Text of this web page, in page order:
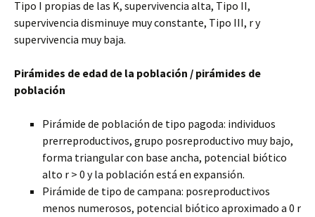
Tipo I propias de las K, supervivencia alta, Tipo II,
supervivencia disminuye muy constante, Tipo III, r y
supervivencia muy baja.
Pirámides de edad de la población / pirámides de
población
Pirámide de población de tipo pagoda: individuos
prerreproductivos, grupo posreproductivo muy bajo,
forma triangular con base ancha, potencial biótico
alto r > 0 y la población está en expansión.
Pirámide de tipo de campana: posreproductivos
menos numerosos, potencial biótico aproximado a 0 r